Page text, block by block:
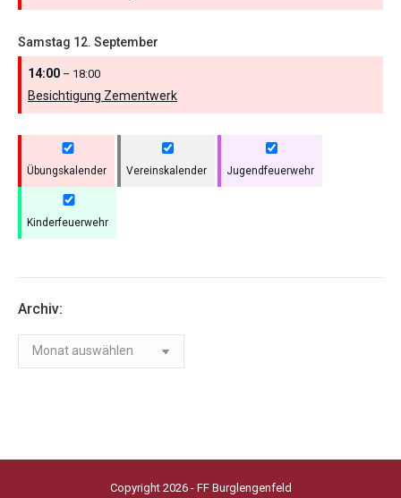
Samstag 12. September
14:00 – 18:00
Besichtigung Zementwerk
Übungskalender Vereinskalender Jugendfeuerwehr
Kinderfeuerwehr
Archiv:
Archiv:
Copyright 2026 - FF Burglengenfeld